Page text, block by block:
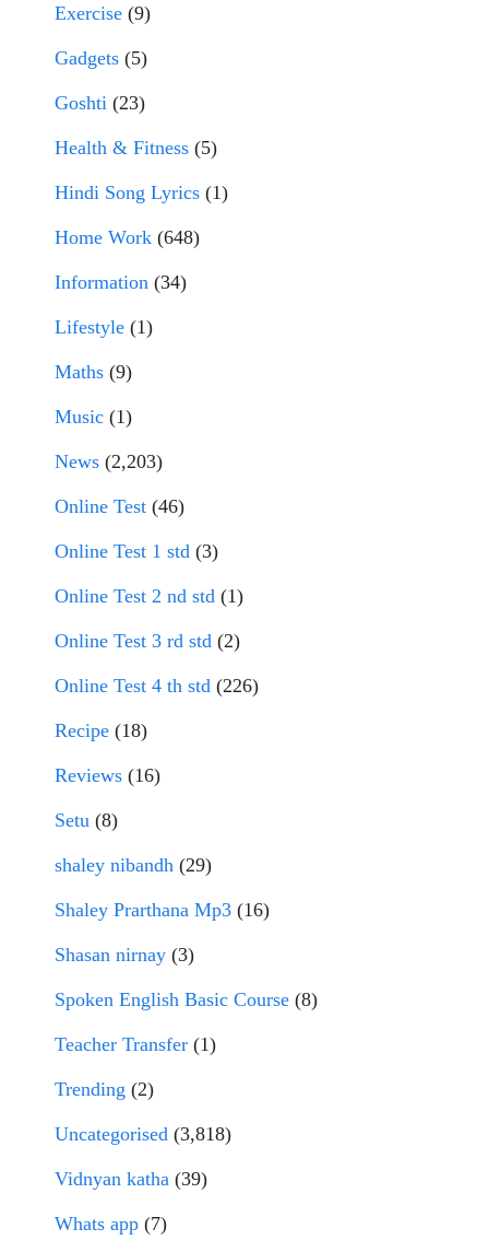
Exercise (9)
Gadgets (5)
Goshti (23)
Health & Fitness (5)
Hindi Song Lyrics (1)
Home Work (648)
Information (34)
Lifestyle (1)
Maths (9)
Music (1)
News (2,203)
Online Test (46)
Online Test 1 std (3)
Online Test 2 nd std (1)
Online Test 3 rd std (2)
Online Test 4 th std (226)
Recipe (18)
Reviews (16)
Setu (8)
shaley nibandh (29)
Shaley Prarthana Mp3 (16)
Shasan nirnay (3)
Spoken English Basic Course (8)
Teacher Transfer (1)
Trending (2)
Uncategorised (3,818)
Vidnyan katha (39)
Whats app (7)